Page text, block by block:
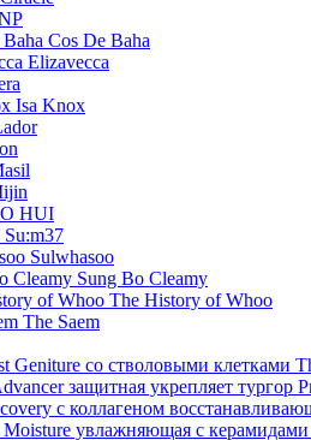
Cos De Baha
Elizavecca
Isa Knox
O HUI
Su:m37
Sulwhasoo
Sung Bo Cleamy
The History of Whoo
The Saem